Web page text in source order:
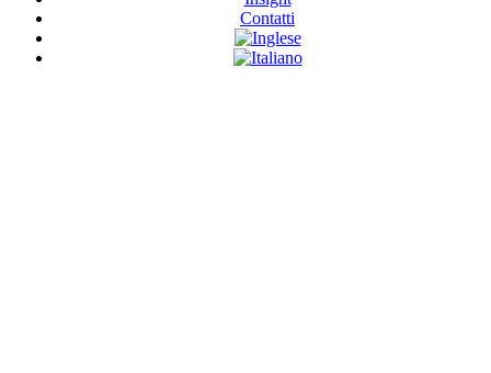
Contatti